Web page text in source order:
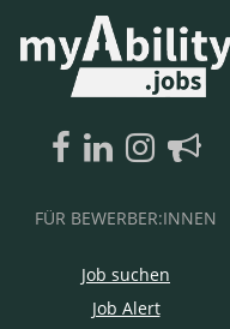
FÜR BEWERBER:INNEN
Job suchen
Job Alert